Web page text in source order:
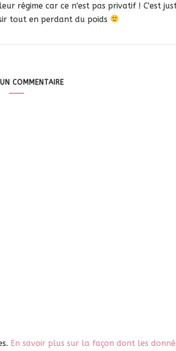
régime car ce n'est pas privatif ! C'est
tout en perdant du poids
COMMENTAIRE
En savoir plus sur la façon dont les